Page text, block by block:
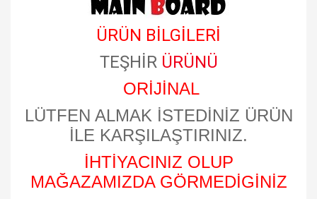
ÜRÜN BİLGİLERİ
TEŞHİR ÜRÜNÜ
ORİJİNAL
LÜTFEN ALMAK İSTEDİNİZ ÜRÜN
İLE KARŞILAŞTIRINIZ.
İHTİYACINIZ OLUP
MAĞAZAMIZDA GÖRMEDİGİNİZ